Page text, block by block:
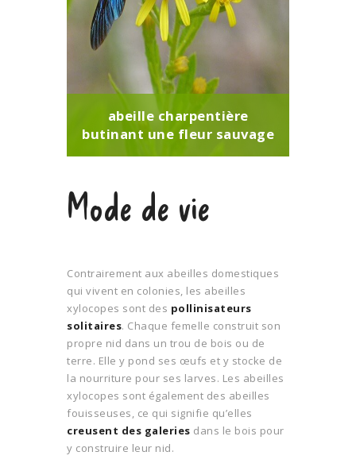
abeille charpentière
butinant une fleur sauvage
Mode de vie
Contrairement aux abeilles domestiques
qui vivent en colonies, les abeilles
xylocopes sont des pollinisateurs
solitaires. Chaque femelle construit son
propre nid dans un trou de bois ou de
terre. Elle y pond ses œufs et y stocke de
la nourriture pour ses larves. Les abeilles
xylocopes sont également des abeilles
fouisseuses, ce qui signifie qu’elles
creusent des galeries dans le bois pour
y construire leur nid.